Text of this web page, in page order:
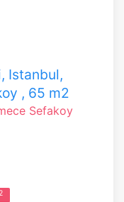
Istanbul,
, 65 m2
Sefakoy